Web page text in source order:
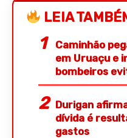
LEIA
Caminhão
em Uruaçu e
bombeiros
Durigan
dívida é
gastos